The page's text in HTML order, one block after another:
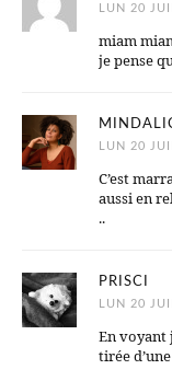
LUN 20
miam
je pense
LUN 20
C’est
aussi en
..
PRISCI
LUN 20
En voyant
tirée